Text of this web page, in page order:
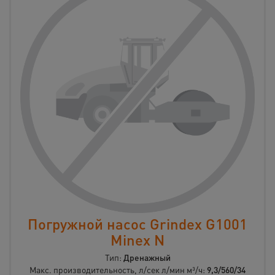
Погружной насос Grindex G1001
Minex N
Тип: Дренажный
Макс. производительность, л/сек л/мин м³/ч: 9,3/560/34